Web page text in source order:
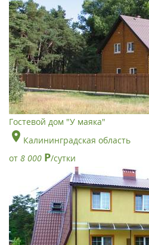
Гостевой дом "У маяка"
Калининградская область
от 8 000 Р/сутки